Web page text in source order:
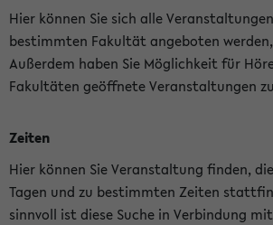
Hier können Sie sich alle
bestimmten Fakultät angeboten
Außerdem haben Sie Möglichkeit für
Fakultäten geöffnete Veranstaltungen
Zeiten
Hier können Sie Veranstaltung finden,
Tagen und zu bestimmten Zeiten
sinnvoll ist diese Suche in Verbindung